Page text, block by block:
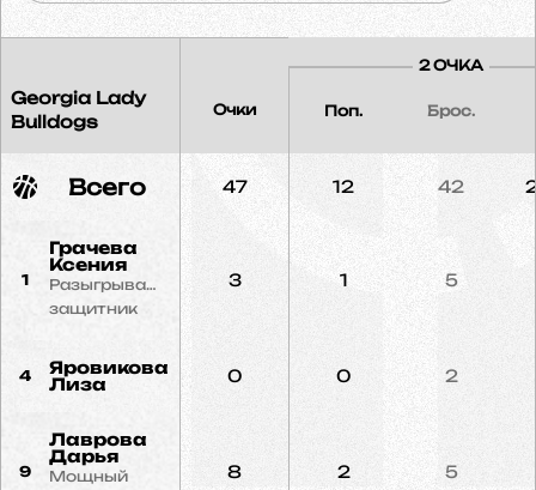
Georgia Lady
Bulldogs
Очки
2 ОЧКА
Поп. Брос.
Всего 47 12 42
1
Грачева
Ксения
Разыгрывающий
защитник
3 1 5
4
Яровикова
Лиза
0 0 2
9
Лаврова
Дарья
Мощный
8 2 5